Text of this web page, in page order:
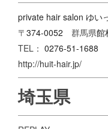
private hair salon ゆい
〒 374-0052 群馬県館
TEL： 0276-51-1688
http://huit-hair.jp/
埼玉県